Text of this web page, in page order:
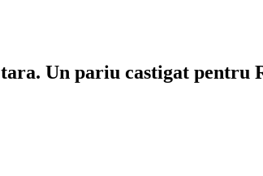
Un pariu castigat pentru